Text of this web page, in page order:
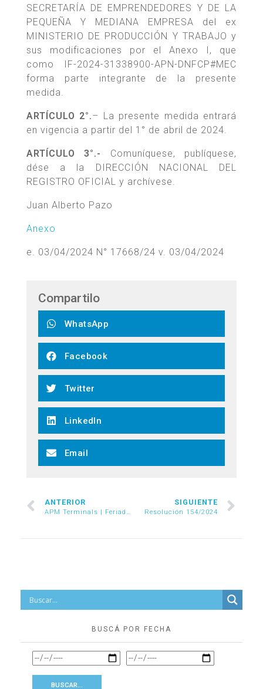
SECRETARÍA DE EMPRENDEDORES Y DE LA
PEQUEÑA Y MEDIANA EMPRESA del ex
MINISTERIO DE PRODUCCIÓN Y TRABAJO y
sus modificaciones por el Anexo I, que
como IF-2024-31338900-APN-DNFCP#MEC
forma parte integrante de la presente
medida.
ARTÍCULO 2°.– La presente medida entrará
en vigencia a partir del 1° de abril de 2024.
ARTÍCULO 3°.-
Comuníquese, publíquese,
dése a la DIRECCIÓN NACIONAL DEL
REGISTRO OFICIAL y archívese.
Juan Alberto Pazo
Anexo
e. 03/04/2024 N° 17668/24 v. 03/04/2024
Compartilo
WhatsApp
Facebook
Twitter
LinkedIn
Email
ANTERIOR
APM Terminals | Feriados de Semana Santa y abril
SIGUIENTE
Resolución 154/2024
BUSCÁ POR FECHA